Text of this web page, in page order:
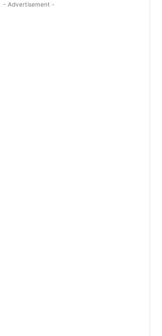
- Advertisement -